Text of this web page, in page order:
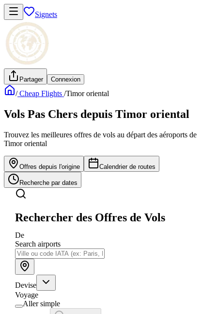
Signets
Partager Connexion
/Cheap Flights /Timor oriental
Vols Pas Chers depuis Timor oriental
Trouvez les meilleures offres de vols au départ des aéroports de
Timor oriental
Offres depuis l'origine Calendrier de routes
Recherche par dates
Rechercher des Offres de Vols
De
Search airports
Devise
Voyage
Aller simple